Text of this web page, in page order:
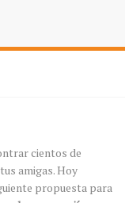
cientos de
amigas. Hoy
propuesta para